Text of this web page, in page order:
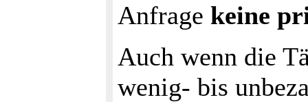
Anfrage keine
Auch wenn die
wenig- bis